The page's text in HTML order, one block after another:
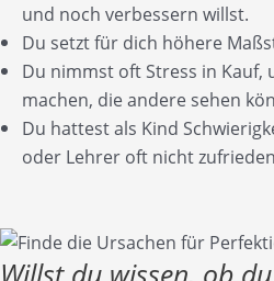
und noch verbessern willst.
Du setzt für dich höhere
Du nimmst oft Stress in Kauf,
machen, die andere sehen
Du hattest als Kind
oder Lehrer oft nicht